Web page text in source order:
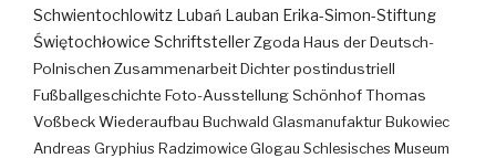
Schwientochlowitz
Lubań Lauban Erika-Simon-Stiftung
Świętochłowice SchriftstellerZgoda Haus der Deutsch-
Polnischen ZusammenarbeitDichterpostindustriell
Fußballgeschichte Foto-AusstellungSchönhofThomas
VoßbeckWiederaufbau Buchwald Glasmanufaktur Bukowiec
Andreas Gryphius Radzimowice Glogau Schlesisches Museum